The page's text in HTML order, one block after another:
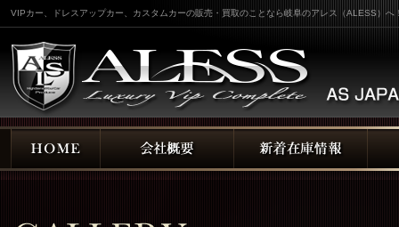
VIPカー、ドレスアップカー、カスタムカーの販売・買取のことなら岐阜のアレス（ALESS）へ